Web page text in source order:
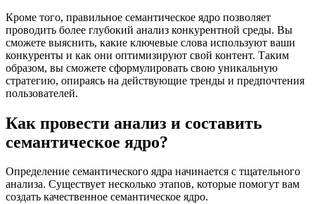
Кроме того, правильное семантическое ядро позволяет
проводить более глубокий анализ конкурентной среды. Вы
сможете выяснить, какие ключевые слова используют ваши
конкуренты и как они оптимизируют свой контент. Таким
образом, вы сможете сформулировать свою уникальную
стратегию, опираясь на действующие тренды и предпочтения
пользователей.
Как провести анализ и составить
семантическое ядро?
Определение семантического ядра начинается с тщательного
анализа. Существует несколько этапов, которые помогут вам
создать качественное семантическое ядро.